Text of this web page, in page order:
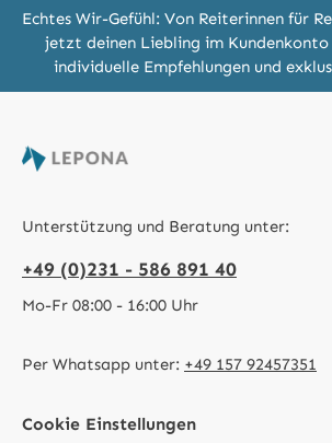
Echtes Wir-Gefühl: Von Reiterinnen für
jetzt deinen Liebling im Kundenkonto
individuelle Empfehlungen und
Unterstützung und Beratung unter:
+49 (0)231 - 586 891 40
Mo-Fr 08:00 - 16:00 Uhr
Per Whatsapp unter: +49 157 92457351
Cookie Einstellungen